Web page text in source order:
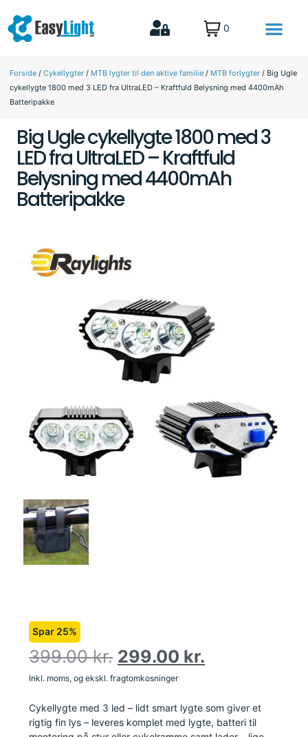
0
Forside / Cykellygter / MTB lygter til den aktive familie / MTB forlygter / Big Ugle
cykellygte 1800 med 3 LED fra UltraLED – Kraftfuld Belysning med 4400mAh
Batteripakke
Big Ugle cykellygte 1800 med 3
LED fra UltraLED – Kraftfuld
Belysning med 4400mAh
Batteripakke
Spar 25%
399.00kr. 299.00 kr.
Inkl. moms, og ekskl. fragtomkosninger
Cykellygte med 3 led – lidt smart lygte som giver et
rigtig fin lys – leveres komplet med lygte, batteri til